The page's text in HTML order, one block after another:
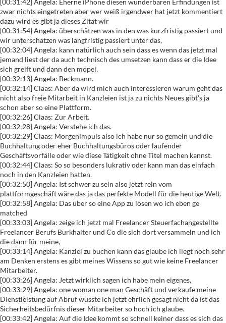
[00:31:42] Angela: Eherne iPhone diesen wunderbaren Erfindungen ist
zwar nichts eingetreten aber wer weiß irgendwer hat jetzt kommentiert
dazu wird es gibt ja dieses Zitat wir
[00:31:54] Angela: überschätzen was in den was kurzfristig passiert und
wir unterschätzen was langfristig passiert unter das,
[00:32:04] Angela: kann natürlich auch sein dass es wenn das jetzt mal
jemand liest der da auch technisch des umsetzen kann dass er die Idee
sich greift und dann den mopel,
[00:32:13] Angela: Beckmann.
[00:32:14] Claas: Aber da wird mich auch interessieren warum geht das
nicht also freie Mitarbeit in Kanzleien ist ja zu nichts Neues gibt's ja
schon aber so eine Plattform.
[00:32:26] Claas: Zur Arbeit.
[00:32:28] Angela: Verstehe ich das.
[00:32:29] Claas: Morgenimpuls also ich habe nur so gemein und die
Buchhaltung oder eher Buchhaltungsbüros oder laufender
Geschäftsvorfälle oder wie diese Tätigkeit ohne Titel machen kannst.
[00:32:44] Claas: So so besonders lukrativ oder kann man das einfach
noch in den Kanzleien hatten.
[00:32:50] Angela: Ist schwer zu sein also jetzt rein vom
plattformgeschäft wäre das ja das perfekte Modell für die heutige Welt.
[00:32:58] Angela: Das über so eine App zu lösen wo ich eben ge
matched
[00:33:03] Angela: zeige ich jetzt mal Freelancer Steuerfachangestellte
Freelancer Berufs Burkhalter und Co die sich dort versammeln und ich
die dann für meine,
[00:33:14] Angela: Kanzlei zu buchen kann das glaube ich liegt noch sehr
am Denken erstens es gibt meines Wissens so gut wie keine Freelancer
Mitarbeiter.
[00:33:26] Angela: Jetzt wirklich sagen ich habe mein eigenes,
[00:33:29] Angela: one woman one man Geschäft und verkaufe meine
Dienstleistung auf Abruf wüsste ich jetzt ehrlich gesagt nicht da ist das
Sicherheitsbedürfnis dieser Mitarbeiter so hoch ich glaube.
[00:33:42] Angela: Auf die Idee kommt so schnell keiner dass es sich das